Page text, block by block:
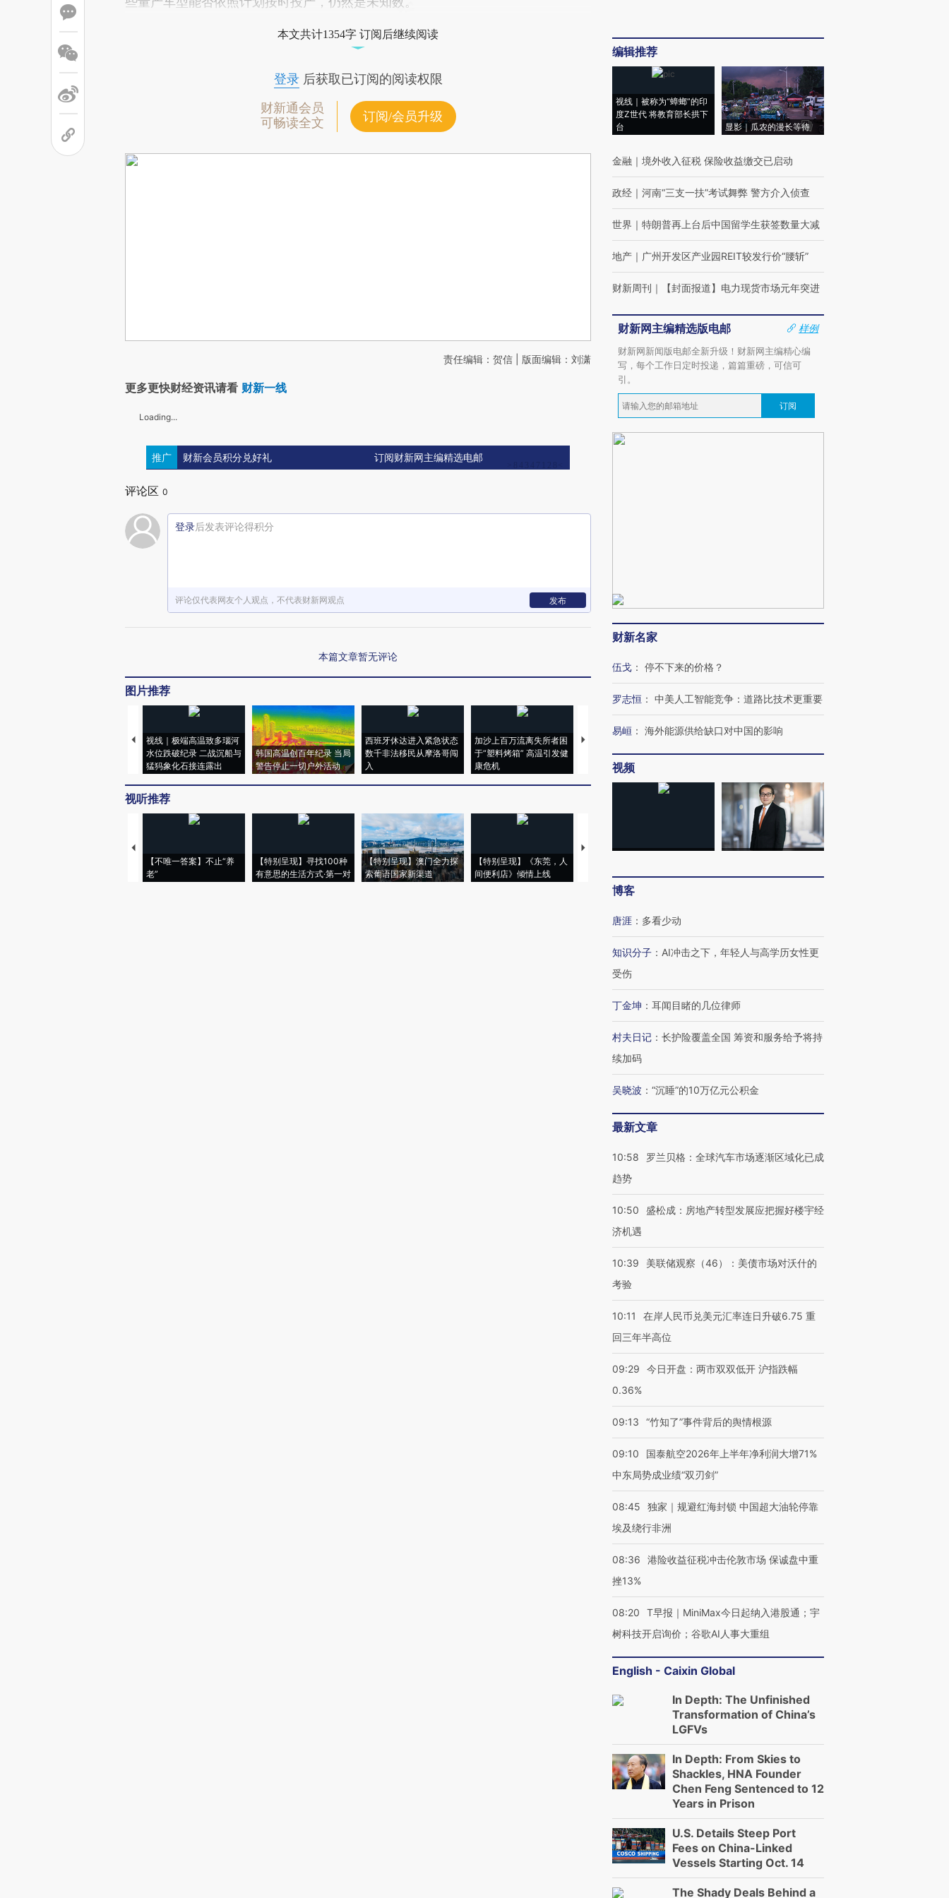
本文共计1354字 订阅后继续阅读
登录后获取已订阅的阅读权限
财新通会员
可畅读全文
订阅/会员升级
责任编辑：贺信 | 版面编辑：刘潇
更多更快财经资讯请看 财新一线
Loading...
推广 财新会员积分兑好礼 订阅财新网主编精选电邮
评论区 0
登录后发表评论得积分
评论仅代表网友个人观点，不代表财新网观点 发布
本篇文章暂无评论
图片推荐
视线｜极端高温致多瑙河
水位跌破纪录 二战沉船与
猛犸象化石接连露出
韩国高温创百年纪录 当局
警告停止一切户外活动
西班牙休达进入紧急状态
数千非法移民从摩洛哥闯
入
加沙上百万流离失所者困
于“塑料烤箱” 高温引发健
康危机
马航飞行员跨国走私7万
粒摇头丸 尿检体内含3种
泽连斯基密集出访美英 索
秘鲁纳斯卡观光飞机坠毁
视听推荐
【不唯一答案】不止“养
老”
【特别呈现】寻找100种
有意思的生活方式·第一对
【特别呈现】澳门全力探
索葡语国家新渠道
【特别呈现】《东莞，人
间便利店》倾情上线
【推广】走进第四届链博
有意思的生活方式·第三对
【商旅对话】华住集团
住三大增长引擎是什么？
编辑推荐
视线｜被称为“蟑螂”的印
度Z世代 将教育部长拱下
台
显影｜瓜农的漫长等待
金融 ｜ 境外收入征税 保险收益缴交已启动
政经 ｜ 河南“三支一扶”考试舞弊 警方介入侦查
世界 ｜ 特朗普再上台后中国留学生获签数量大减
地产 ｜ 广州开发区产业园REIT较发行价“腰斩”
财新周刊 ｜ 【封面报道】电力现货市场元年突进
财新网主编精选版电邮
样例
财新网新闻版电邮全新升级！财新网主编精心编
写，每个工作日定时投递，篇篇重磅，可信可
引。
订阅
财新名家
伍戈 ： 停不下来的价格？
罗志恒 ： 中美人工智能竞争：道路比技术更重要
易峘 ： 海外能源供给缺口对中国的影响
视频
博客
唐涯 ： 多看少动
知识分子 ： AI冲击之下，年轻人与高学历女性更
受伤
丁金坤 ： 耳闻目睹的几位律师
村夫日记 ： 长护险覆盖全国 筹资和服务给予将持
续加码
吴晓波 ： “沉睡”的10万亿元公积金
最新文章
10:58
罗兰贝格：全球汽车市场逐渐区域化已成
趋势
10:50
盛松成：房地产转型发展应把握好楼宇经
济机遇
10:39
美联储观察（46）：美债市场对沃什的
考验
10:11
在岸人民币兑美元汇率连日升破6.75 重
回三年半高位
09:29
今日开盘：两市双双低开 沪指跌幅
0.36%
09:13 “竹知了”事件背后的舆情根源
09:10
国泰航空2026年上半年净利润大增71%
中东局势成业绩“双刃剑”
08:45
独家｜规避红海封锁 中国超大油轮停靠
埃及绕行非洲
08:36
港险收益征税冲击伦敦市场 保诚盘中重
挫13%
08:20
T早报｜MiniMax今日起纳入港股通；宇
树科技开启询价；谷歌AI人事大重组
English - Caixin Global
In Depth: The Unfinished
Transformation of China’s
LGFVs
In Depth: From Skies to
Shackles, HNA Founder
Chen Feng Sentenced to 12
Years in Prison
U.S. Details Steep Port
Fees on China-Linked
Vessels Starting Oct. 14
The Shady Deals Behind a